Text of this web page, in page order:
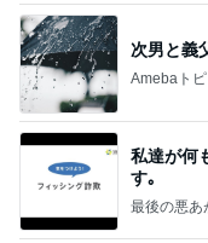
次男と義
Amebaト
私達が何
す｡
最後の悪あ